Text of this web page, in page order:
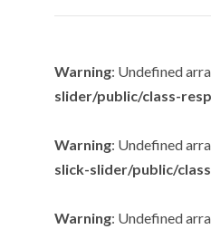
Warning: Undefined
slider/public/class-
Warning: Undefined
slick-slider/public/
Warning: Undefined